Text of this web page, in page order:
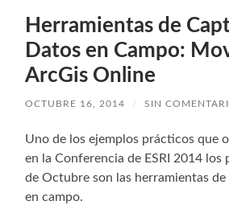
Herramientas de
Datos en Campo:
ArcGis Online
OCTUBRE 16, 2014 / SIN
Uno de los ejemplos prácticos que
en la Conferencia de ESRI 2014 los
de Octubre son las herramientas
en campo.